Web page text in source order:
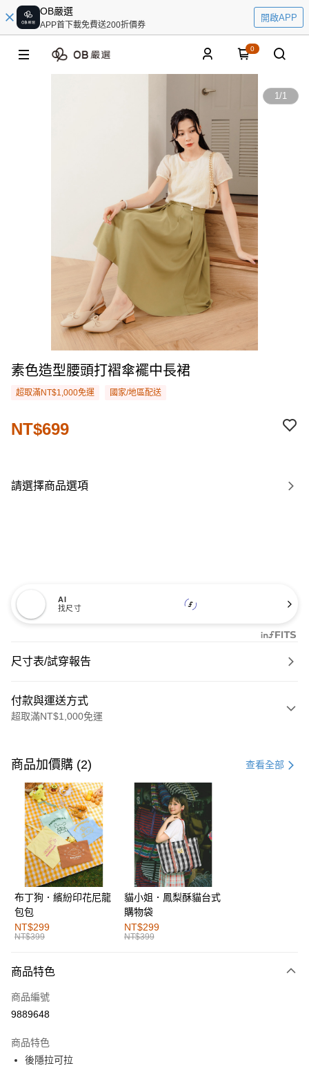
OB嚴選
APP首下載免費送200折價券
開啟APP
0
1/1
素色造型腰頭打褶傘襬中長裙
超取滿NT$1,000免運 國家/地區配送
NT$699
請選擇商品選項
AI
找尺寸
尺寸表/試穿報告
付款與運送方式
超取滿NT$1,000免運
信用卡一次付款
購物金
超商取貨付款
LINE Pay
街口支付
運送方式
全家取貨付款
每筆NT$60，滿NT$1,000(含以上)免運費
付款後全家取貨
萊爾富取貨付款
付款後萊爾富取貨
商品加價購 (2) 查看全部
布丁狗．繽紛印花尼龍
包包
NT$299
NT$399
貓小姐．鳳梨酥貓台式
購物袋
NT$299
NT$399
商品特色
商品編號
9889648
商品特色
後隱拉可拉